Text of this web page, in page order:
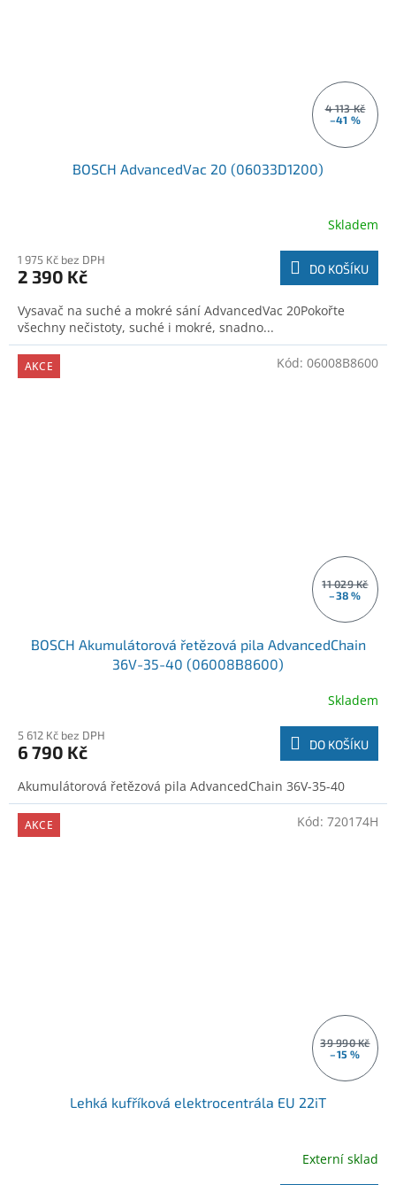
4 113 Kč
–41 %
BOSCH AdvancedVac 20 (06033D1200)
Skladem
1 975 Kč bez DPH
2 390 Kč DO KOŠÍKU
Vysavač na suché a mokré sání AdvancedVac 20Pokořte
všechny nečistoty, suché i mokré, snadno...
AKCE
11 029 Kč
–38 %
BOSCH Akumulátorová řetězová pila AdvancedChain
36V-35-40 (06008B8600)
Skladem
5 612 Kč bez DPH
6 790 Kč DO KOŠÍKU
Akumulátorová řetězová pila AdvancedChain 36V-35-40
Kód: 06008B8600
AKCE
39 990 Kč
–15 %
Lehká kufříková elektrocentrála EU 22iT
Externí sklad
Kód: 720174H